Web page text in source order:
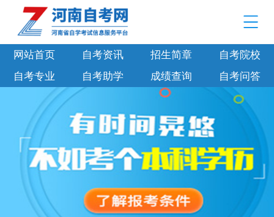
网站首页 自考资讯 招生简章
自考院校
自考专业
自考助学 成绩查询 自考问答